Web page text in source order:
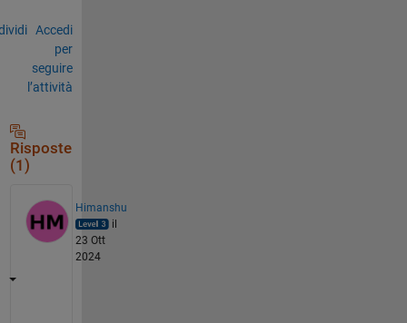
Accedi
per
seguire
l’attività
Risposte
(1)
Himanshu
il
23 Ott
2024